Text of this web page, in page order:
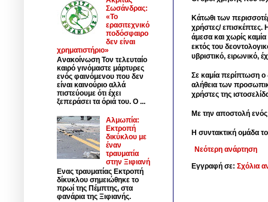
Κάτωθι των
χρήστες/ επισκέπτες.
άμεσα και χωρίς
εκτός του
υβριστικό, ειρωνικό,
Σε καμία περίπτωση ο
αλήθεια των
χρήστες της
Με την αποστολή
Η συντακτική ομάδα
Νεότερη ανάρτηση
Εγγραφή σε: Σχόλια
Σωσάνδρας:
«Το
ερασιτεχνικό
ποδόσφαιρο
δεν είναι
χρηματιστήριο»
Ανακοίνωση Τον τελευταίο
καιρό γινόμαστε μάρτυρες
ενός φαινόμενου που δεν
είναι καινούριο αλλά
πιστεύουμε ότι έχει
ξεπεράσει τα όριά του. Ο ...
Αλμωπία:
Εκτροπή
δικύκλου με
έναν
τραυματία
στην Ξιφιανή
Ενας τραυματίας Εκτροπή
δίκυκλου σημειώθηκε το
πρωί της Πέμπτης, στα
φανάρια της Ξιφιανής.